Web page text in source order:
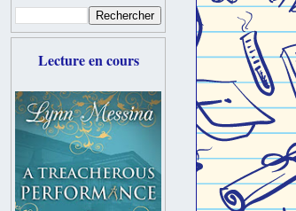
Lecture en cours